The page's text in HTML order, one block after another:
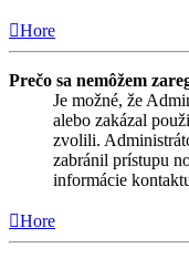
Hore
Prečo sa nemôžem
Je možné, že
alebo zakázal
zvolili.
zabránil prístupu
informácie
Hore